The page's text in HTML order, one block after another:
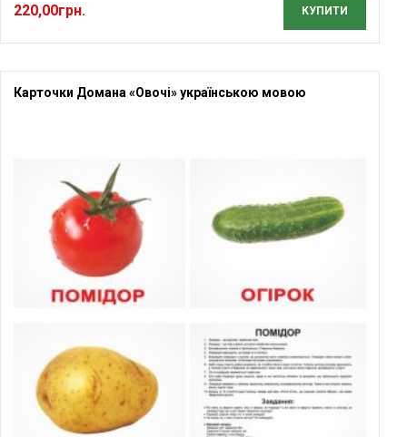
220,00грн. КУПИТИ
Карточки Домана «Овочі» українською мовою